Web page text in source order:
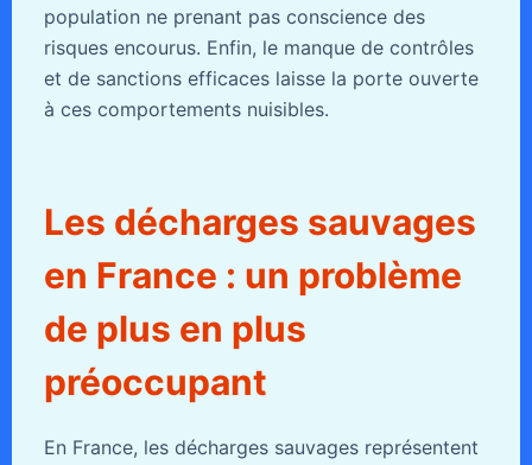
population ne prenant pas conscience des
risques encourus. Enfin, le manque de contrôles
et de sanctions efficaces laisse la porte ouverte
à ces comportements nuisibles.
Les décharges sauvages
en France : un problème
de plus en plus
préoccupant
En France, les décharges sauvages représentent